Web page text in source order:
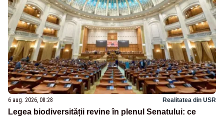
6 aug. 2026, 08:28 Realitatea din USR
Legea biodiversității revine în plenul Senatului: ce